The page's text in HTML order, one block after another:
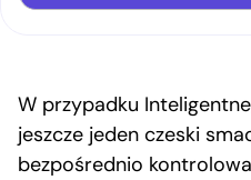
W przypadku
jeszcze jeden czeski
bezpośrednio